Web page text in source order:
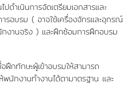
ปดำเนินการจัดเตรียมเอกสารและ
อบรม ( อาจใช้เครื่องจักรและอุกรณ์
งานจริง ) และฝึกซ้อมการฝึกอบรม
ฝึกทักษะผู้เข้าอบรมให้สามารถ
พนักงานทำงานได้ตามาตรฐาน และ